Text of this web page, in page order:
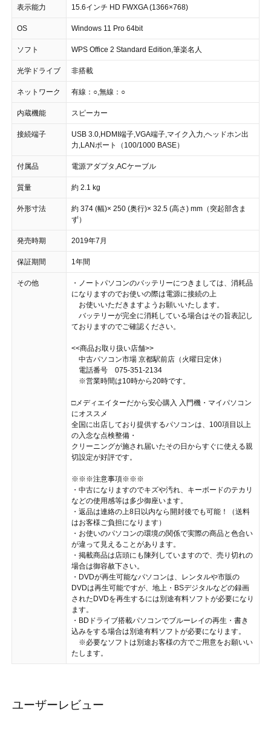
表示能力 15.6インチ HD FWXGA (1366×768)
OS Windows 11 Pro 64bit
ソフト WPS Office 2 Standard Edition,筆楽名人
光学ドライブ 非搭載
ネットワーク 有線：○,無線：○
内蔵機能 スピーカー
接続端子
USB 3.0,HDMI端子,VGA端子,マイク入力,ヘッドホン出
力,LANポート（100/1000 BASE）
付属品 電源アダプタ,ACケーブル
質量 約 2.1 kg
外形寸法
約 374 (幅)× 250 (奥行)× 32.5 (高さ) mm（突起部含ま
ず）
発売時期 2019年7月
保証期間 1年間
その他
・ノートパソコンのバッテリーにつきましては、消耗品
になりますのでお使いの際は電源に接続の上
お使いいただきますようお願いいたします。
バッテリーが完全に消耗している場合はその旨表記し
ておりますのでご確認ください。
<<商品お取り扱い店舗>>
中古パソコン市場 京都駅前店（火曜日定休）
電話番号 075-351-2134
※営業時間は10時から20時です。
□メディエイターだから安心購入 入門機・マイパソコン
にオススメ
全国に出店しており提供するパソコンは、100項目以上
の入念な点検整備・
クリーニングが施され届いたその日からすぐに使える親
切設定が好評です。
※※※注意事項※※※
・中古になりますのでキズや汚れ、キーボードのテカリ
などの使用感等は多少御座います。
・返品は連絡の上8日以内なら開封後でも可能！（送料
はお客様ご負担になります）
・お使いのパソコンの環境の関係で実際の商品と色合い
が違って見えることがあります。
・掲載商品は店頭にも陳列していますので、売り切れの
場合は御容赦下さい。
・DVDが再生可能なパソコンは、レンタルや市販の
DVDは再生可能ですが、地上・BSデジタルなどの録画
されたDVDを再生するには別途有料ソフトが必要になり
ます。
・BDドライブ搭載パソコンでブルーレイの再生・書き
込みをする場合は別途有料ソフトが必要になります。
※必要なソフトは別途お客様の方でご用意をお願いい
たします。
ユーザーレビュー